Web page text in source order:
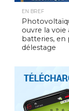
EN BREF
ouvre la voie
batteries, en
délestage